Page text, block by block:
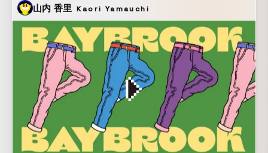
山内 香里 Kaori Yamauchi